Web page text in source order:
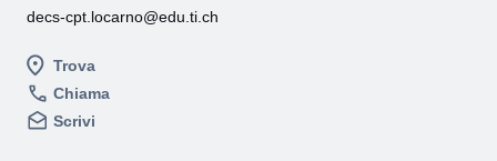
Trova
Chiama
Scrivi
decs-cpt.locarno@edu.ti.ch